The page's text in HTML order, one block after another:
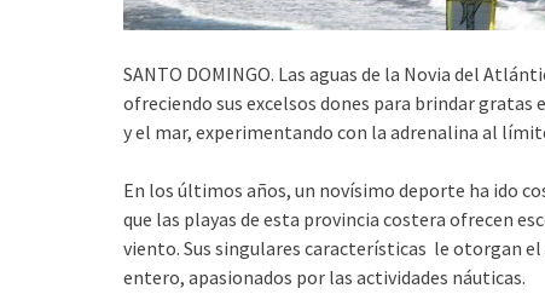
SANTO DOMINGO. Las aguas de la Novia del
ofreciendo sus excelsos dones para brindar
y el mar, experimentando con la adrenalina al
En los últimos años, un novísimo deporte ha ido
que las playas de esta provincia costera ofrecen
viento. Sus singulares características le otorgan
entero, apasionados por las actividades náuticas.